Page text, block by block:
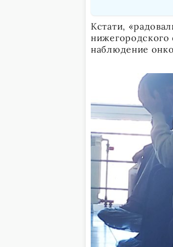
Кстати,
наблюдение